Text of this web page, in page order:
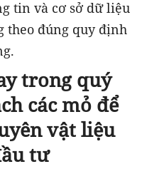
tin và cơ sở dữ liệu
theo đúng quy định
trong quý
các mỏ để
vật liệu
tư